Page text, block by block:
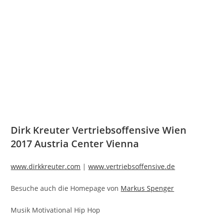
Dirk Kreuter Vertriebsoffensive Wien
2017 Austria Center Vienna
www.dirkkreuter.com |www.vertriebsoffensive.de
Besuche auch die Homepage von Markus Spenger
Musik Motivational Hip Hop